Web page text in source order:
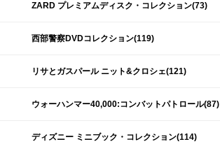
ZARD プレミアムディスク・コレクション(73)
西部警察DVDコレクション(119)
リサとガスパール ニット&クロシェ(121)
ウォーハンマー40,000:コンバットパトロール(87)
ディズニー ミニブック・コレクション(114)